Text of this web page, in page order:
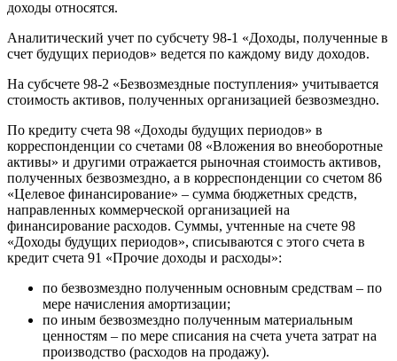
доходы относятся.
Аналитический учет по субсчету 98-1 «Доходы, полученные в
счет будущих периодов» ведется по каждому виду доходов.
На субсчете 98-2 «Безвозмездные поступления» учитывается
стоимость активов, полученных организацией безвозмездно.
По кредиту счета 98 «Доходы будущих периодов» в
корреспонденции со счетами 08 «Вложения во внеоборотные
активы» и другими отражается рыночная стоимость активов,
полученных безвозмездно, а в корреспонденции со счетом 86
«Целевое финансирование» – сумма бюджетных средств,
направленных коммерческой организацией на
финансирование расходов. Суммы, учтенные на счете 98
«Доходы будущих периодов», списываются с этого счета в
кредит счета 91 «Прочие доходы и расходы»:
по безвозмездно полученным основным средствам – по
мере начисления амортизации;
по иным безвозмездно полученным материальным
ценностям – по мере списания на счета учета затрат на
производство (расходов на продажу).